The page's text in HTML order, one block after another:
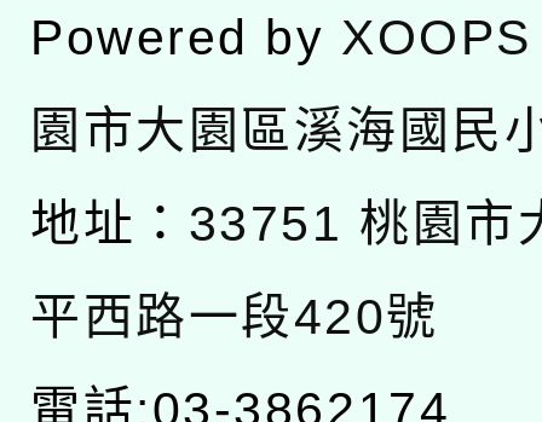
Powered by XOOPS
園市大園區溪海國民
地址： 33751 桃園市
平西路一段420號
電話:03-3862174